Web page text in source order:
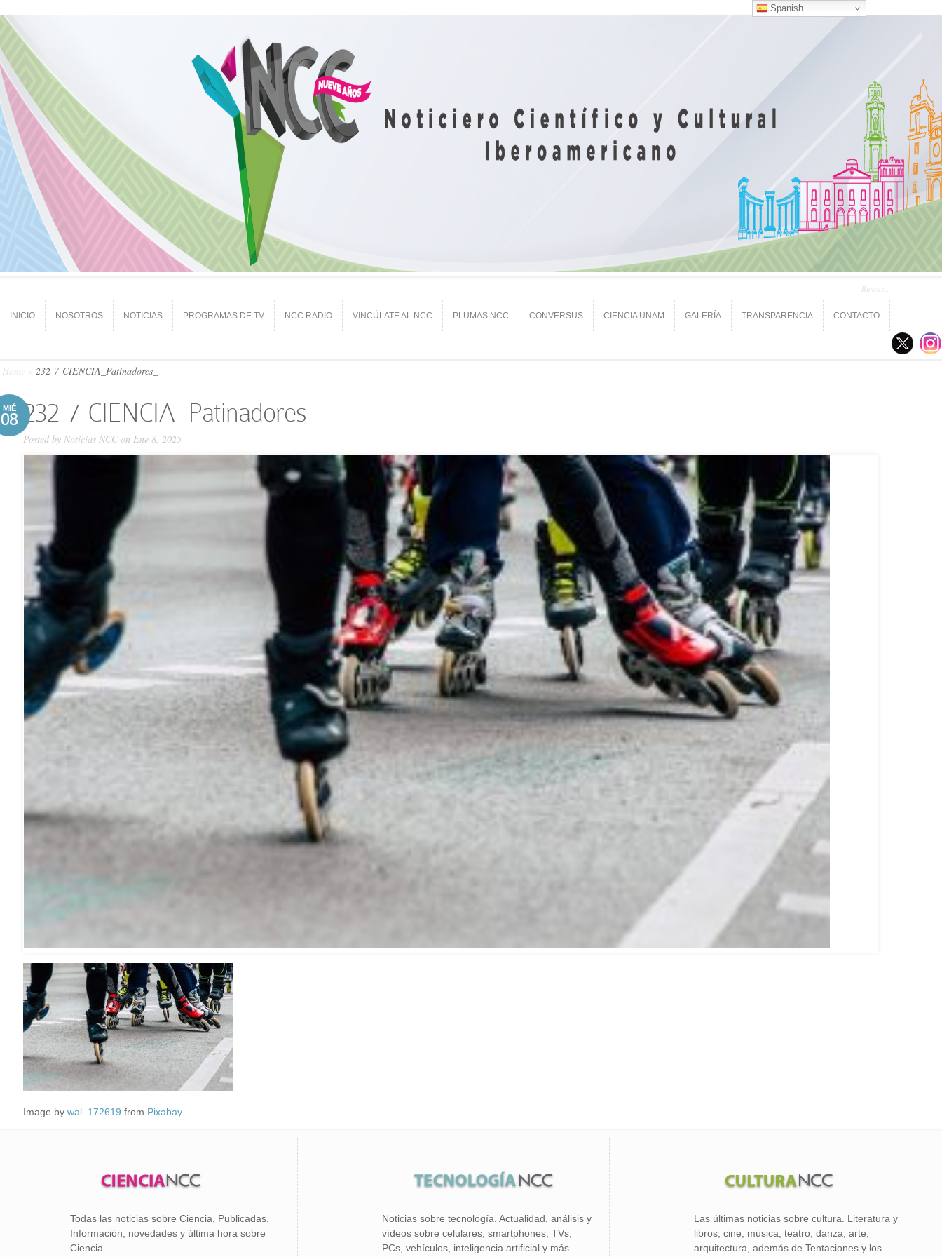
INICIO NOSOTROS NOTICIAS PROGRAMAS DE TV NCC RADIO VINCÚLATE AL NCC PLUMAS NCC CONVERSUS CIENCIA UNAM GALERÍA TRANSPARENCIA CONTACTO
Home 232-7-CIENCIA_Patinadores_
MIÉ
08 232-7-CIENCIA_Patinadores_
Posted by Noticias NCCon Ene 8, 2025
Image by wal_172619 from Pixabay.
Todas las noticias sobre Ciencia, Publicadas,
Información, novedades y última hora sobre
Ciencia.
Noticias sobre tecnología. Actualidad, análisis y
vídeos sobre celulares, smartphones, TVs,
PCs, vehículos, inteligencia artificial y más.
Las últimas noticias sobre cultura. Literatura y
libros, cine, música, teatro, danza, arte,
arquitectura, además de Tentaciones y los
Spanish